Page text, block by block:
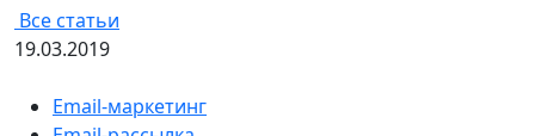
Все статьи
19.03.2019
Email-маркетинг